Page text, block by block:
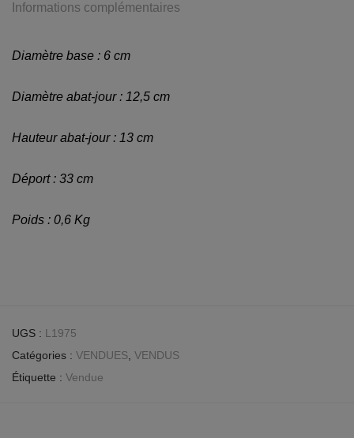
Informations complémentaires
Diamètre base : 6 cm
Diamètre abat-jour : 12,5 cm
Hauteur abat-jour : 13 cm
Déport : 33 cm
Poids : 0,6 Kg
UGS : L1975
Catégories : VENDUES VENDUS
Étiquette : Vendue